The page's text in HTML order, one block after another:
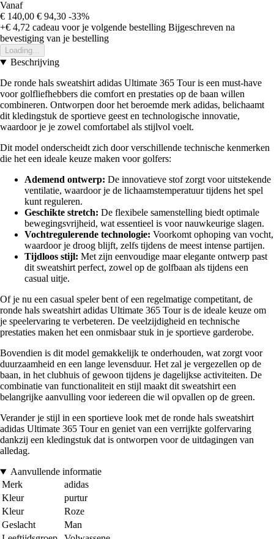
Vanaf
€ 140,00 € 94,30 -33%
+€ 4,72 cadeau voor je volgende bestelling Bijgeschreven na
bevestiging van je bestelling
Loading...
Beschrijving
De ronde hals sweatshirt adidas Ultimate 365 Tour is een must-have
voor golfliefhebbers die comfort en prestaties op de baan willen
combineren. Ontworpen door het beroemde merk adidas, belichaamt
dit kledingstuk de sportieve geest en technologische innovatie,
waardoor je je zowel comfortabel als stijlvol voelt.
Dit model onderscheidt zich door verschillende technische kenmerken
die het een ideale keuze maken voor golfers:
Ademend ontwerp: De innovatieve stof zorgt voor uitstekende
ventilatie, waardoor je de lichaamstemperatuur tijdens het spel
kunt reguleren.
Geschikte stretch: De flexibele samenstelling biedt optimale
bewegingsvrijheid, wat essentieel is voor nauwkeurige slagen.
Vochtregulerende technologie: Voorkomt ophoping van vocht,
waardoor je droog blijft, zelfs tijdens de meest intense partijen.
Tijdloos stijl: Met zijn eenvoudige maar elegante ontwerp past
dit sweatshirt perfect, zowel op de golfbaan als tijdens een
casual uitje.
Of je nu een casual speler bent of een regelmatige competitant, de
ronde hals sweatshirt adidas Ultimate 365 Tour is de ideale keuze om
je speelervaring te verbeteren. De veelzijdigheid en technische
prestaties maken het een onmisbaar stuk in je sportieve garderobe.
Bovendien is dit model gemakkelijk te onderhouden, wat zorgt voor
duurzaamheid en een lange levensduur. Het zal je vergezellen op de
baan, in het clubhuis of gewoon tijdens je dagelijkse activiteiten. De
combinatie van functionaliteit en stijl maakt dit sweatshirt een
belangrijke aanvulling voor iedereen die wil opvallen op de green.
Verander je stijl in een sportieve look met de ronde hals sweatshirt
adidas Ultimate 365 Tour en geniet van een verrijkte golfervaring
dankzij een kledingstuk dat is ontworpen voor de uitdagingen van
alledag.
Aanvullende informatie
Merk
adidas
Kleur
purtur
Kleur
Roze
Geslacht
Man